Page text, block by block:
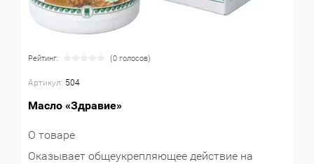
Рейтинг: (0 голосов)
Артикул: 504
Масло «Здравие»
О товаре
Оказывает общеукрепляющее действие на